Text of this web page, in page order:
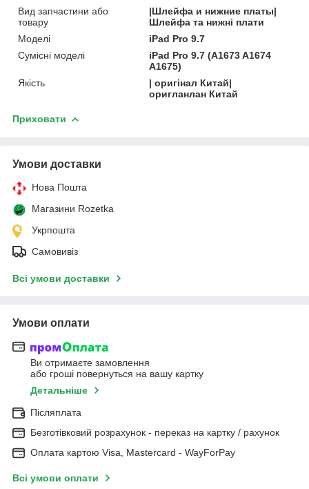
Вид запчастини або
товару
|Шлейфа и нижние платы|
Шлейфа та нижні плати
Моделі
iPad Pro 9.7
Сумісні моделі
iPad Pro 9.7 (A1673 A1674
A1675)
Якість
| оригінал Китай|
оригланлан Китай
Приховати
Умови доставки
Нова Пошта
Магазини Rozetka
Укрпошта
Самовивіз
Всі умови доставки
Умови оплати
Ви отримаєте замовлення
або гроші повернуться на вашу картку
Детальніше
Післяплата
Безготівковий розрахунок - переказ на картку / рахунок
Оплата картою Visa, Mastercard - WayForPay
Всі умови оплати